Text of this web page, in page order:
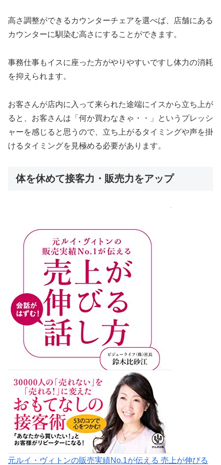
高さ調整ができるカウンターチェアを選べば、店舗にある
カウンターに馴染む高さにすることができます。
事務仕事もイスに座った方がやりやすいですし体力の消耗
を抑えられます。
お客さんが店内に入って来られた途端にイスから立ち上が
ると、お客さんは「何か買わなきゃ・・」というプレッシ
ャーを感じると思うので、立ち上がるタイミングや声を掛
けるタイミングを見極める必要があります。
体を休めて接客力・販売力をアップ
元ルイ・ヴィトンの販売実績No.1が伝える 売上が伸びる